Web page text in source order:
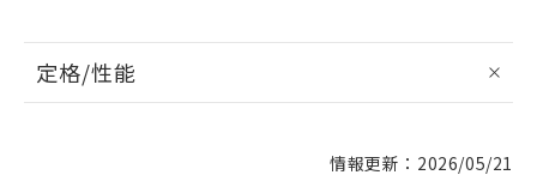
定格/性能
情報更新：2026/05/21